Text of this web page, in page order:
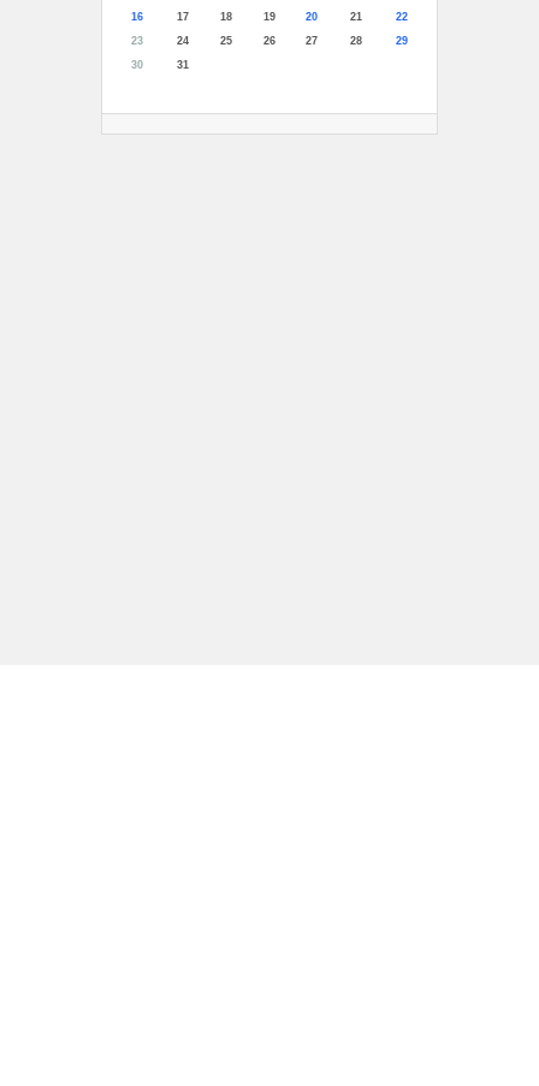
16
17 18 19 20 21
22
23
24 25 26 27 28
29
30
31